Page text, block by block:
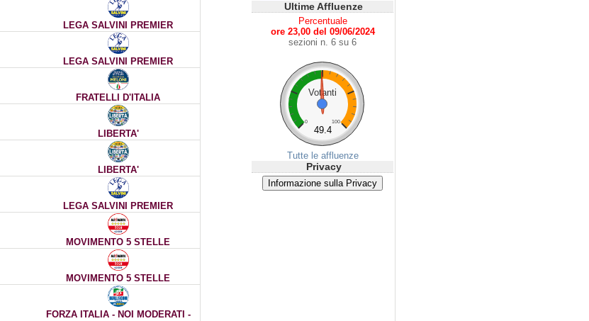
LEGA SALVINI PREMIER
LEGA SALVINI PREMIER
FRATELLI D'ITALIA
LIBERTA'
LIBERTA'
LEGA SALVINI PREMIER
MOVIMENTO 5 STELLE
MOVIMENTO 5 STELLE
FORZA ITALIA - NOI MODERATI -
Ultime Affluenze
Percentuale
ore 23,00 del 09/06/2024
sezioni n. 6 su 6
Votanti
0 100
49.4
Tutte le affluenze
Privacy